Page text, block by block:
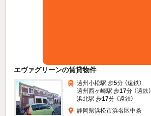
エヴァグリーンの賃貸物件
遠州小松駅 歩5分 （遠鉄）
遠州西ヶ崎駅 歩17分 （遠鉄）
浜北駅 歩17分 （遠鉄）
静岡県浜松市浜名区中条